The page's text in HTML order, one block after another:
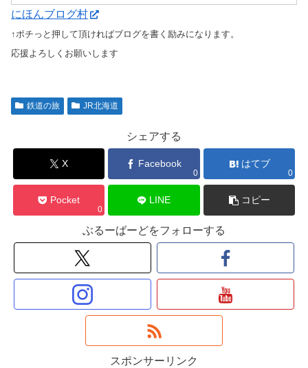
にほんブログ村
↑ポチっと押して頂ければブログを書く励みになります。
応援よろしくお願いします
鉄道の旅 JR北海道
シェアする
X Facebook
0
はてブ
0
Pocket
0
LINE コピー
ぶるーばーどをフォローする
スポンサーリンク